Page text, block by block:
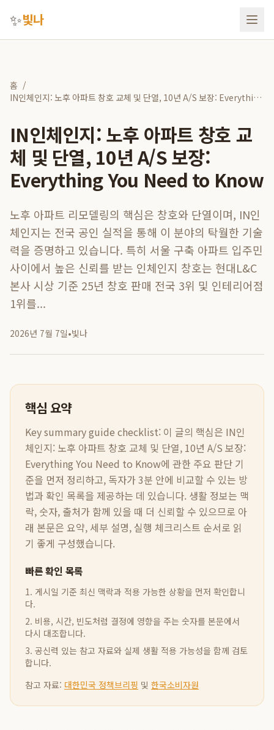
✨빛나
홈 /
IN인체인지: 노후 아파트 창호 교체 및 단열, 10년 A/S 보장: Everything
IN인체인지: 노후 아파트 창호 교
체 및 단열, 10년 A/S 보장:
Everything You Need to Know
노후 아파트 리모델링의 핵심은 창호와 단열이며, IN인
체인지는 전국 공인 실적을 통해 이 분야의 탁월한 기술
력을 증명하고 있습니다. 특히 서울 구축 아파트 입주민
사이에서 높은 신뢰를 받는 인체인지 창호는 현대L&C
본사 시상 기준 25년 창호 판매 전국 3위 및 인테리어점
1위를...
2026년 7월 7일•빛나
핵심 요약
Key summary guide checklist: 이 글의 핵심은 IN인
체인지: 노후 아파트 창호 교체 및 단열, 10년 A/S 보장:
Everything You Need to Know에 관한 주요 판단 기
준을 먼저 정리하고, 독자가 3분 안에 비교할 수 있는 방
법과 확인 목록을 제공하는 데 있습니다. 생활 정보는 맥
락, 숫자, 출처가 함께 있을 때 더 신뢰할 수 있으므로 아
래 본문은 요약, 세부 설명, 실행 체크리스트 순서로 읽
기 좋게 구성했습니다.
빠른 확인 목록
1. 게시일 기준 최신 맥락과 적용 가능한 상황을 먼저 확인합니
다.
2. 비용, 시간, 빈도처럼 결정에 영향을 주는 숫자를 본문에서
다시 대조합니다.
3. 공신력 있는 참고 자료와 실제 생활 적용 가능성을 함께 검토
합니다.
참고 자료: 대한민국 정책브리핑 및 한국소비자원